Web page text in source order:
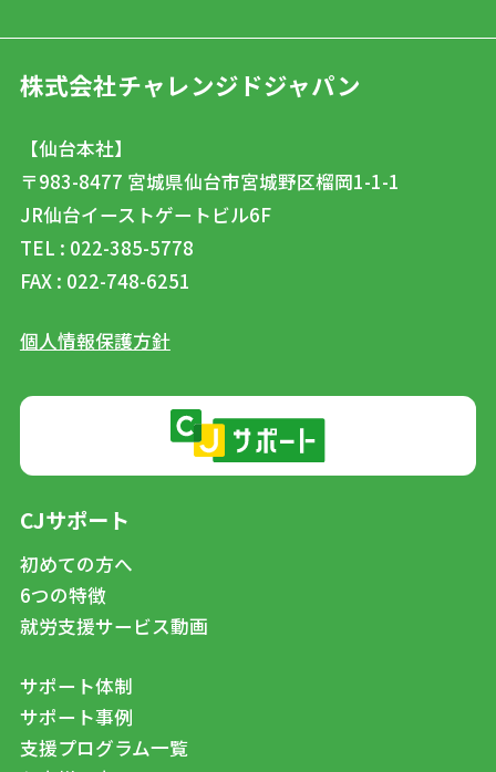
株式会社チャレンジドジャパン
【仙台本社】
〒983-8477 宮城県仙台市宮城野区榴岡1-1-1
JR仙台イーストゲートビル6F
TEL : 022-385-5778
FAX : 022-748-6251
個人情報保護方針
CJサポート
初めての方へ
6つの特徴
就労支援サービス動画
サポート体制
サポート事例
支援プログラム一覧